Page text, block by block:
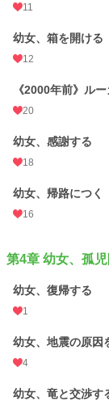
11
幼女、箱を開ける
12
《2000年前》ル
20
幼女、感謝する
18
幼女、帰路につく
16
第4章 幼女、孤
幼女、復帰する
1
幼女、地震の原因
4
幼女、竜と交渉す